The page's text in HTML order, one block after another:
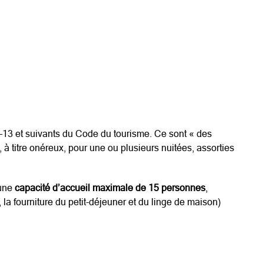
et suivants du Code du tourisme. Ce sont « des
titre onéreux, pour une ou plusieurs nuitées, assorties
capacité d’accueil maximale de 15 personnes
fourniture du petit-déjeuner et du linge de maison)